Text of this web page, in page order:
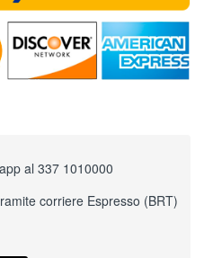
al 337 1010000
corriere Espresso (BRT)